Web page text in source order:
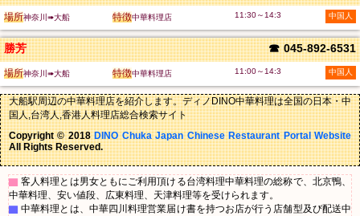
場所神奈川➠大船 特徴中華料理店 11:30～14:3 中国人
勝芳 ☎ 045-892-6531
場所神奈川➠大船 特徴中華料理店 11:00～14:3 中国人
大船駅周辺の中華料理店を紹介します。ディノDINO中華料理は全国の日本・中
国人,台湾人,香港人料理店総合検索サイト
Copyright © 2018DINO Chuka Japan Chinese Restaurant Portal Website
All Rights Reserved.
▇ 客人料理とは男女ともにご利用頂ける台湾料理中華料理の総称で、北京鴨、
中華料理、安い値段、広東料理、天津料理等を受けられます。
▇ 中華料理とは、中華四川料理営業届け書を持つお店が行う店舗型及び配送中